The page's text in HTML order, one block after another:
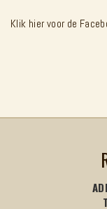
Klik hier voor de